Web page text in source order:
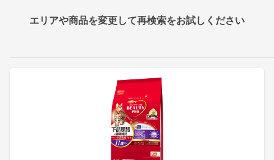
エリアや商品を変更して再検索をお試しください